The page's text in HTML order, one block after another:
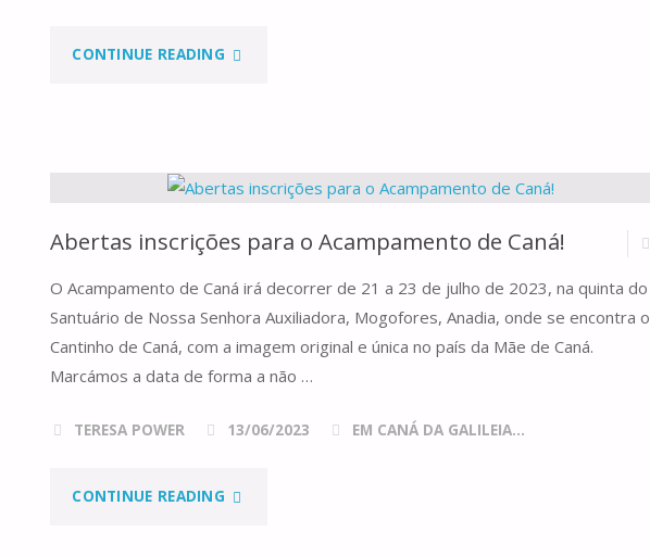
CONTINUE READING "ACAMPAMENTO
Abertas inscrições para o Acampamento de Caná!
O Acampamento de Caná irá decorrer de 21 a 23 de julho de 2023, na quinta do
Santuário de Nossa Senhora Auxiliadora, Mogofores, Anadia, onde se encontra o
Cantinho de Caná, com a imagem original e única no país da Mãe de Caná.
Marcámos a data de forma a não …
TERESA POWER 13/06/2023 EM CANÁ DA GALILEIA...
CONTINUE READING "ABERTAS